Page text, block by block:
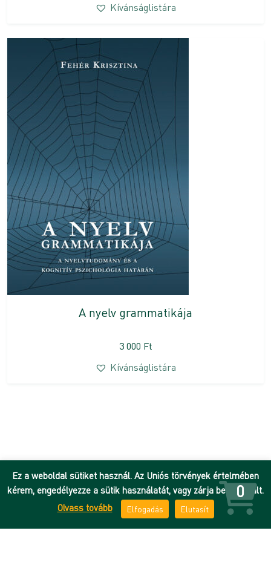
Kívánságlistára
A nyelv grammatikája
3 000 Ft
Kívánságlistára
Ez a weboldal sütiket használ. Az Uniós törvények értelmében
kérem, engedélyezze a sütik használatát, vagy zárja be az oldalt.
Olvass tovább
Elfogadás Elutasít
0